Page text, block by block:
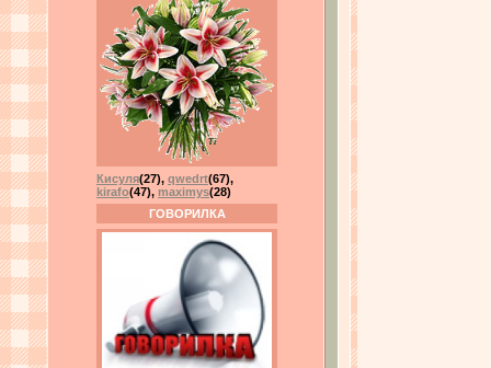
Кисуля(27), qwedrt(67),
kirafo(47), maximys(28)
ГОВОРИЛКА